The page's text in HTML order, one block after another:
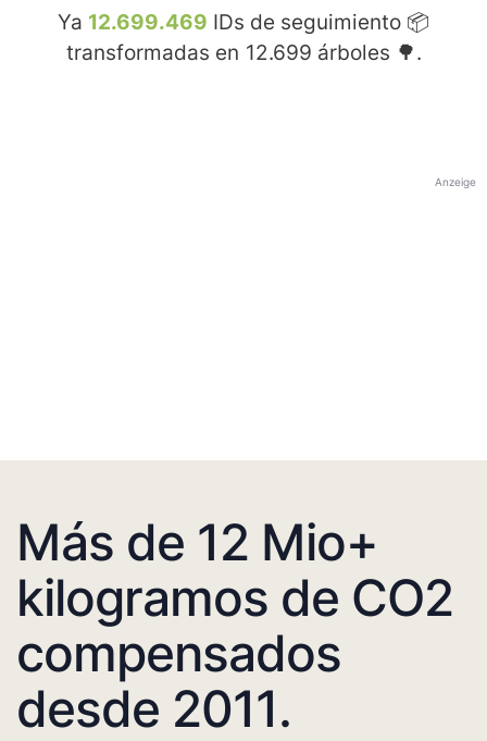
Ya 12.699.469 IDs de seguimiento 📦
transformadas en 12.699 árboles 🌳.
Anzeige
Más de 12 Mio+
kilogramos de CO2
compensados
desde 2011.